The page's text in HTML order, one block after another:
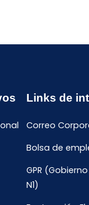
Links de
Correo
Bolsa de
GPR
N1)